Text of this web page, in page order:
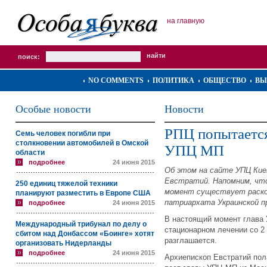
на главную
поиск:
NO COMMENTS ПОЛИТИКА ОБЩЕСТВО
Особые новости
Семь человек погибли при
столкновении автомобилей в Омской
области
подробнее 24 июня 2015
250 единиц тяжелой техники
планируют разместить в Европе США
подробнее 24 июня 2015
Международный трибунал по делу о
сбитом над Донбассом «Боинге» хотят
организовать Нидерланды
подробнее 24 июня 2015
Новости
РПЦ
УПЦ МП
Об этом на сайте УПЦ
Евстратий. Напомним,
момент существует
патриархата Украинской
В настоящий момент
стационарном лечении со
разглашается.
Архиепископ Евстратий